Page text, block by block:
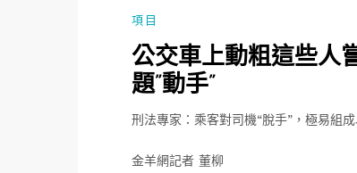
項目
公交車上動粗這些人
題”動手”
刑法專家：乘客對司機“脫手”，極易組
金羊網記者 董柳